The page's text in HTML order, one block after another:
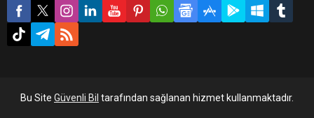
Bu Site Güvenli Bil tarafından sağlanan hizmet kullanmaktadır.